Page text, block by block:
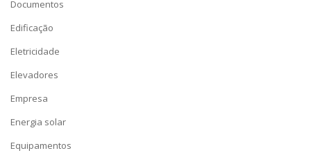
Documentos
Edificação
Eletricidade
Elevadores
Empresa
Energia solar
Equipamentos